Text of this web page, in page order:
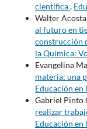
científica,
Walter
al futuro en
construcción
la Química:
Evangelina
materia: una
Educación en
Gabriel Pinto
realizar
Educación en